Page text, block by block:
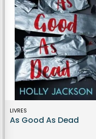
LIVRES
As Good As Dead